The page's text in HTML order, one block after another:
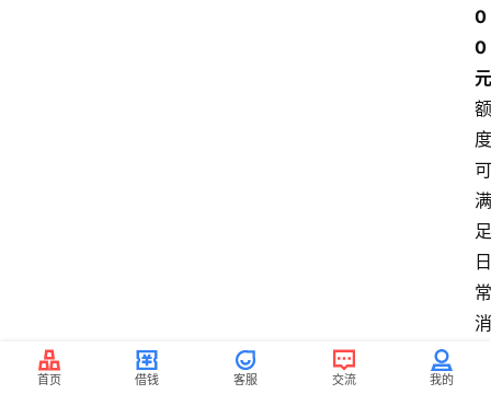
0
0
元
额
度
可
满
足
日
常
消
首页 借钱 客服 交流 我的